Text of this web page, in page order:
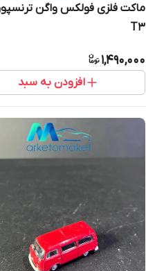
ماکت فلزی فولکس واگن
T3
1,490,000
افزودن به سبد